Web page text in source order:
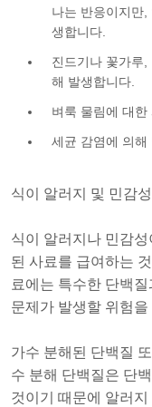
나는 반응이지만
생합니다.
진드기나 꽃가루
해 발생합니다.
벼룩 물림에 대
세균 감염에 의해
식이 알러지 및 민감
식이 알러지나 민감
된 사료를 급여하는
료에는 특수한 단백
문제가 발생할 위험
가수 분해된 단백질
수 분해 단백질은 단
것이기 때문에 알러